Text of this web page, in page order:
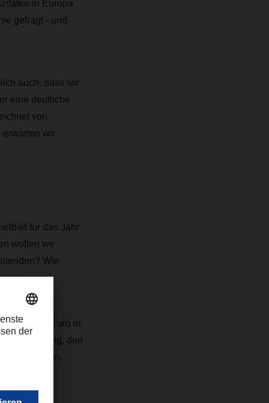
in Europa
gefragt - und
auch, dass wir
eine deutliche
von
erwarten wir
für das Jahr
wollen wir
Wie
Millionen Euro in
den
sicher stellen,